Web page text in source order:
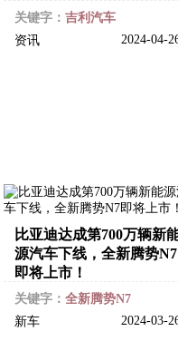
关键字： 吉利汽车
资讯
2024-04-
比亚迪达成第700万辆新
源汽车下线，全新腾势N7
即将上市！
关键字： 全新腾势N7
新车
2024-03-